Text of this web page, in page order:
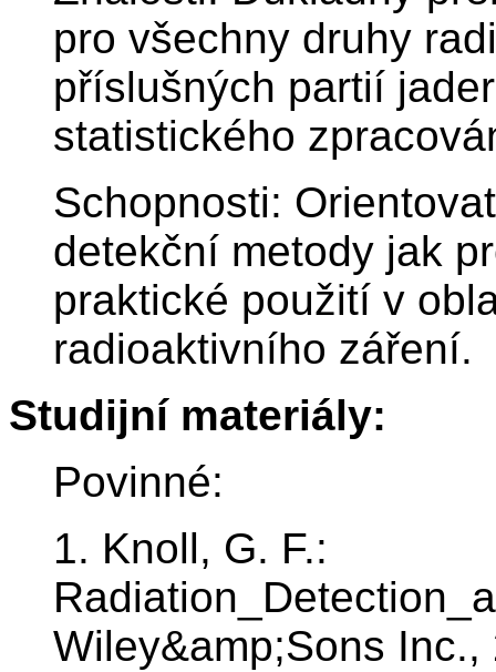
pro všechny druhy
příslušných partií
statistického
Schopnosti:
detekční metody jak
praktické použití v
radioaktivního záření.
Studijní materiály:
Povinné:
1. Knoll, G. F.:
Wiley&amp;Sons Inc.,